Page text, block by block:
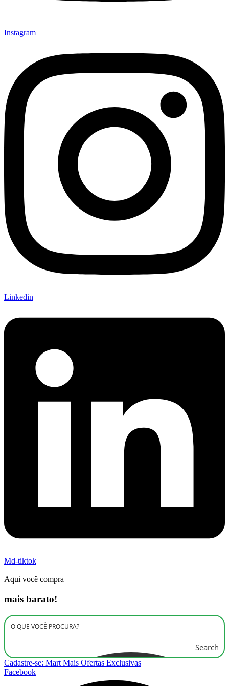
Instagram
Linkedin
Md-tiktok
Aqui você compra
mais barato!
Search
Cadastre-se: Mart Mais Ofertas Exclusivas
Facebook